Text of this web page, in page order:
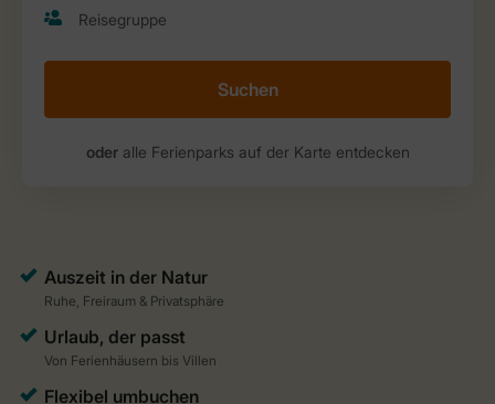
Suchen
oderalle Ferienparks auf der Karte entdecken